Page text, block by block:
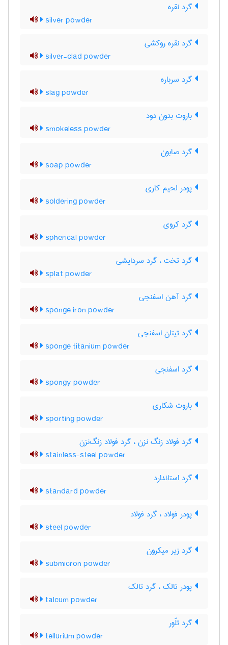
گرد نقره
silver powder
گرد نقره روکشی
silver-clad powder
گرد سرباره
slag powder
باروت بدون دود
smokeless powder
گرد صابون
soap powder
پودر لحیم کاری
soldering powder
گرد کروی
spherical powder
گرد تخت ، گرد سردایشی
splat powder
گرد آهن اسفنجی
sponge iron powder
گرد تیتان اسفنجی
sponge titanium powder
گرد اسفنجی
spongy powder
باروت شکاری
sporting powder
گرد فولاد زنگ نزن ، گرد فولاد زنگ‌نزن
stainless-steel powder
گرد استاندارد
standard powder
پودر فولاد ، گرد فولاد
steel powder
گرد زیر میکرون
submicron powder
پودر تالک ، گرد تالک
talcum powder
گرد تلّور
tellurium powder